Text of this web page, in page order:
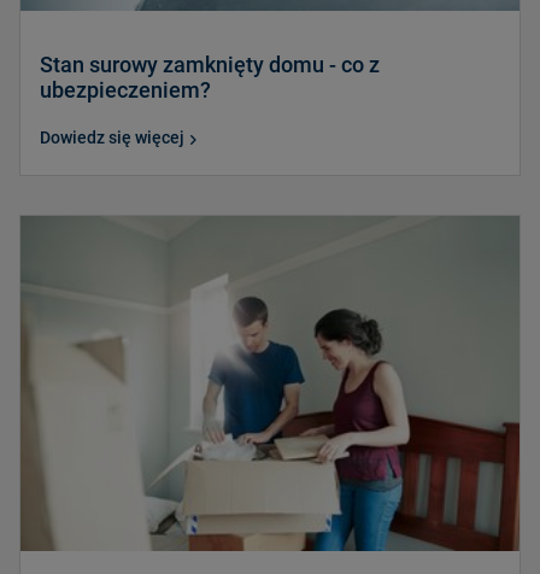
Stan surowy zamknięty domu - co z
ubezpieczeniem?
Dowiedz się więcej